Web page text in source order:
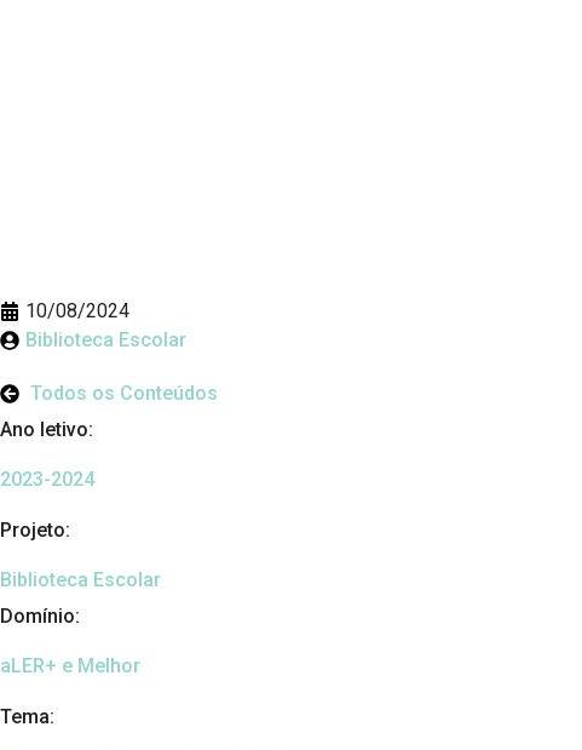
10/08/2024
Biblioteca Escolar
Todos os Conteúdos
Ano letivo:
2023-2024
Projeto:
Biblioteca Escolar
Domínio:
aLER+ e Melhor
Tema: